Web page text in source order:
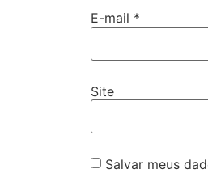
E-mail *
Site
Salvar meus